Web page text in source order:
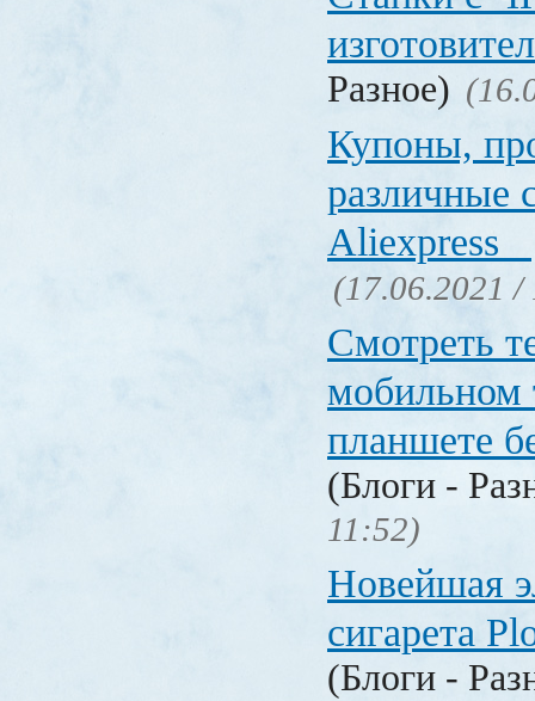
Разное)
Купоны,
различные
Aliexpress
(17.06.2021 /
Смотреть
мобильном
планшете
(Блоги -
11:52)
Новейшая
сигарета
(Блоги -